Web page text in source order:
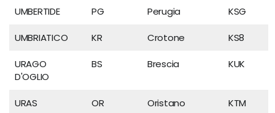
UMBERTIDE PG Perugia KSG
UMBRIATICO KR Crotone KS8
URAGO
D'OGLIO
BS Brescia KUK
URAS OR Oristano KTM